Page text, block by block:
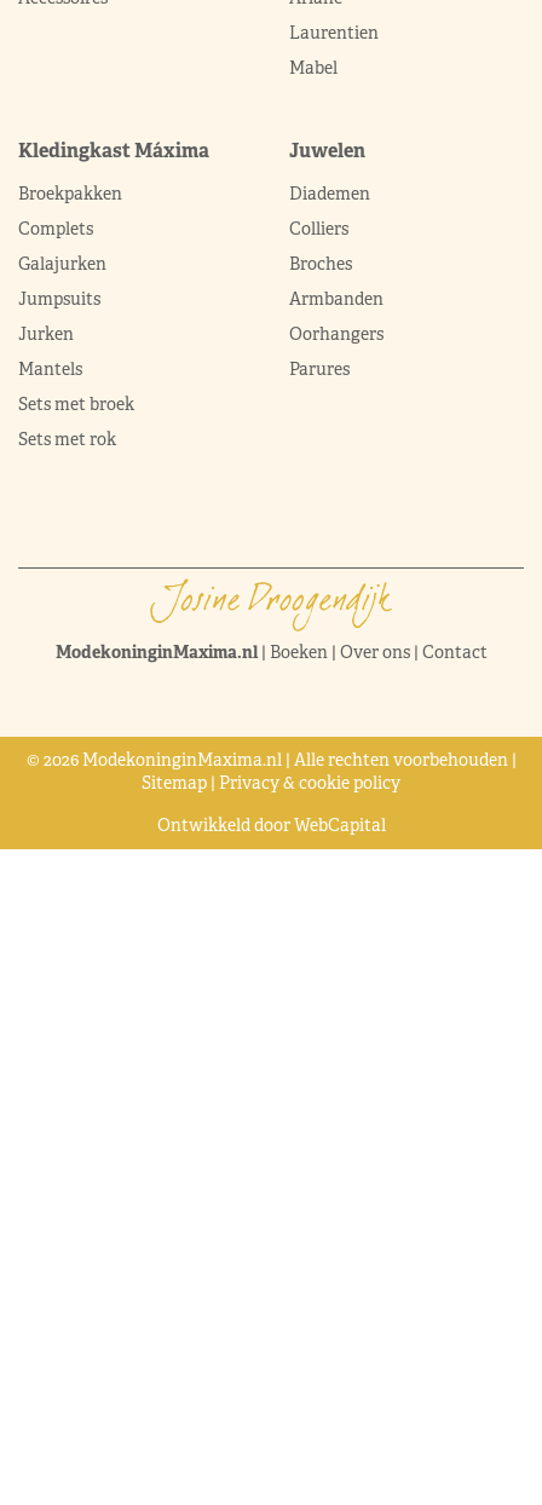
Laurentien
Mabel
Kledingkast Máxima
Broekpakken
Complets
Galajurken
Jumpsuits
Jurken
Mantels
Sets met broek
Sets met rok
Juwelen
Diademen
Colliers
Broches
Armbanden
Oorhangers
Parures
ModekoninginMaxima.nl| Boeken| Over ons| Contact
© 2026 ModekoninginMaxima.nl | Alle rechten voorbehouden |
Sitemap | Privacy & cookie policy
Ontwikkeld doorWebCapital